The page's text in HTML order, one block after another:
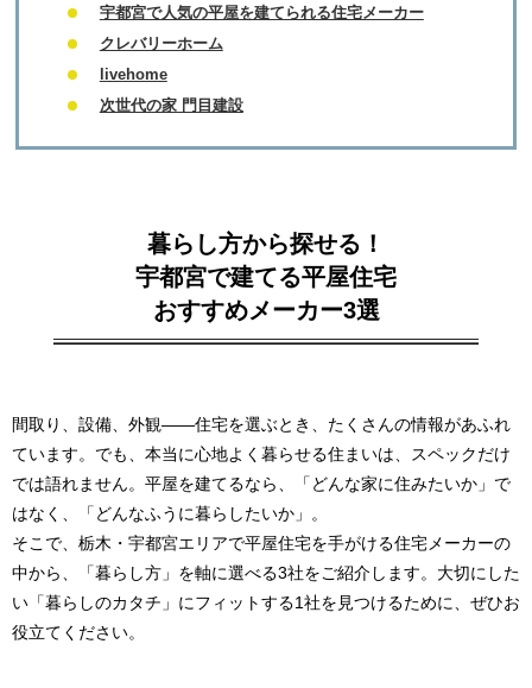
宇都宮で人気の平屋を建てられる住宅メーカー
クレバリーホーム
livehome
次世代の家 門目建設
暮らし方から探せる！
宇都宮で建てる平屋住宅
おすすめメーカー3選
間取り、設備、外観――住宅を選ぶとき、たくさんの情報があふれ
ています。でも、本当に心地よく暮らせる住まいは、スペックだけ
では語れません。平屋を建てるなら、「どんな家に住みたいか」で
はなく、「どんなふうに暮らしたいか」。
そこで、栃木・宇都宮エリアで平屋住宅を手がける住宅メーカーの
中から、「暮らし方」を軸に選べる3社をご紹介します。大切にした
い「暮らしのカタチ」にフィットする1社を見つけるために、ぜひお
役立てください。